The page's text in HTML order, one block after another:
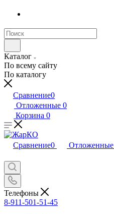
Каталог
По всему сайту
По каталогу
Сравнение0
Отложенные 0
Корзина 0
Сравнение0 Отложенные
Телефоны
8-911-501-51-45